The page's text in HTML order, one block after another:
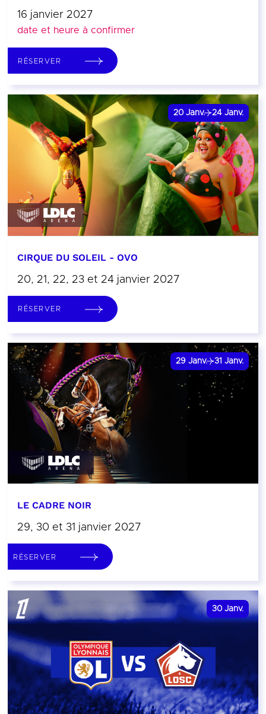
16 janvier 2027
date et heure à confirmer
RÉSERVER
20 Janv. 24 Janv.
CIRQUE DU SOLEIL - OVO
20, 21, 22, 23 et 24 janvier 2027
RÉSERVER
29 Janv. 31 Janv.
LE CADRE NOIR
29, 30 et 31 janvier 2027
RÉSERVER
30 Janv.